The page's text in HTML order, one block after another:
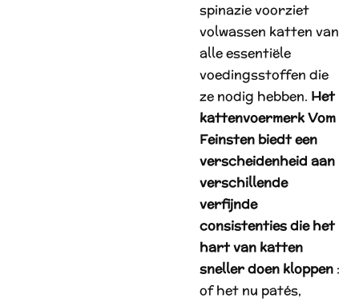
spinazie voorziet
volwassen katten van
alle essentiële
voedingsstoffen die
ze nodig hebben. Het
kattenvoermerk Vom
Feinsten biedt een
verscheidenheid aan
verschillende
verfijnde
consistenties die het
hart van katten
sneller doen kloppen :
of het nu patés,